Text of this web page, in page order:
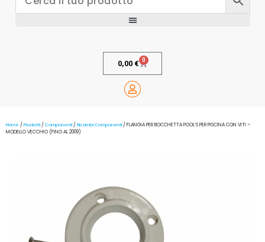
0,00 € 0
Home / Prodotti/ Componenti/ Ricambi Componenti/ FLANGIA PER BOCCHETTA POOL’S PER PISCINA CON VITI –
MODELLO VECCHIO (FINO AL 2009)